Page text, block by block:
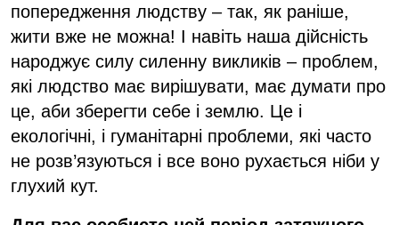
попередження людству – так, як раніше,
жити вже не можна! І навіть наша дійсність
народжує силу силенну викликів – проблем,
які людство має вирішувати, має думати про
це, аби зберегти себе і землю. Це і
екологічні, і гуманітарні проблеми, які часто
не розв’язуються і все воно рухається ніби у
глухий кут.